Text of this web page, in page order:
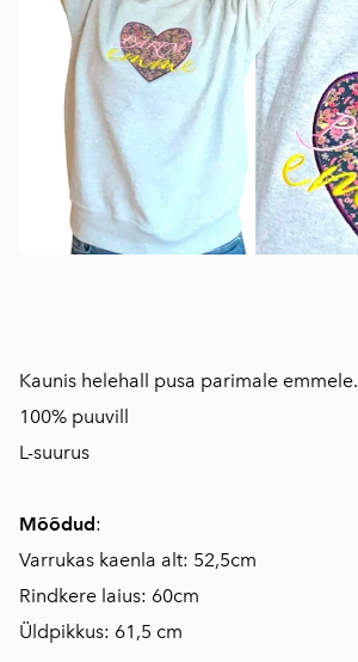
Kaunis helehall pusa parimale emmele.
100% puuvill
L-suurus
Mõõdud:
Varrukas kaenla alt: 52,5cm
Rindkere laius: 60cm
Üldpikkus: 61,5 cm